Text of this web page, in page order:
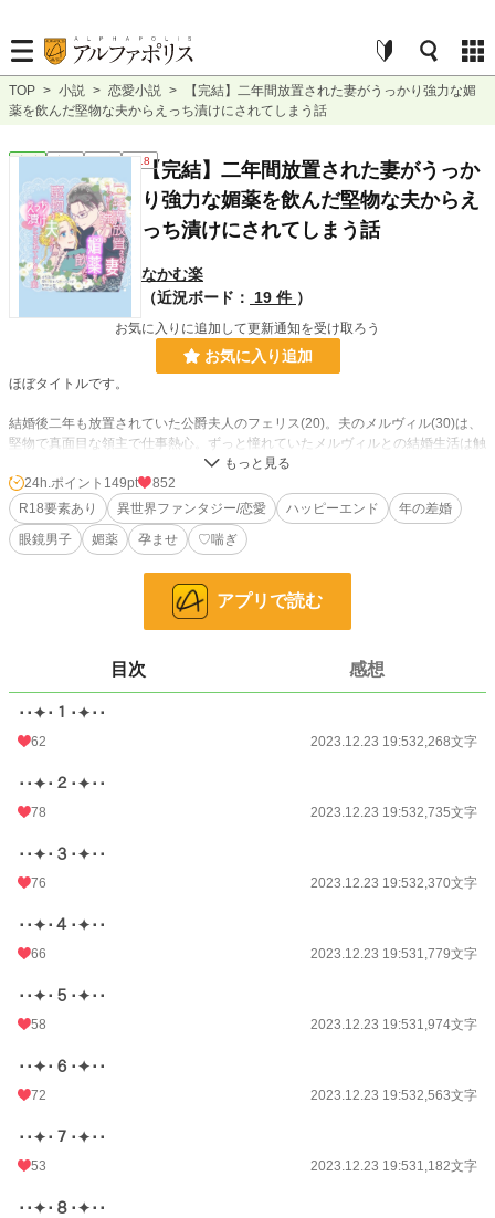
TOP > 小説 > 恋愛小説 >
【完結】二年間放置された妻がうっかり強力な媚
薬を飲んだ堅物な夫からえっち漬けにされてしまう話
恋愛 完結 短編 R18【完結】二年間放置された妻がうっか
り強力な媚薬を飲んだ堅物な夫からえ
っち漬けにされてしまう話
なかむ楽
（近況ボード：
19 件 ）
お気に入りに追加して更新通知を受け取ろう
お気に入り追加
ほぼタイトルです。
結婚後二年も放置されていた公爵夫人のフェリス(20)。夫のメルヴィル(30)は、
堅物で真面目な領主で仕事熱心。ずっと憧れていたメルヴィルとの結婚生活は触
れ合いゼロ。夫婦別室で家庭内別居状態に。
ある日フェリスは養老院を訪問し、お婆さんから媚薬をもらう。
「十日間は欲望がすべて放たれるまでビンビンの媚薬だよ」
その小瓶(媚薬)の中身ををミニボトルウイスキーだと思ったメルヴィルが飲んで
それをきっかけに、堅物の夫は人が変わったように甘い言葉を囁き、フェリスと
「美しく成熟しようとするきみを摘み取るのを楽しみにしていた」
れたら再び放置されてしまうのだろうか？
◆堅物眼鏡年上の夫が理性ぶっ壊れで→うぶで清楚系の年下妻にえっちを教えこ
みながら孕ませっくすするのが書きたかった作者の欲。
◇フェリス(20)：14歳になった時に婚約者になった憧れのお兄さま・メルヴィル
夫のえっちな命令に従順になってしまう。
◇メルヴィル(30)：カーク領公爵。24歳の時に14歳のフェリスの婚約者にな
男。媚薬で理性崩壊系絶倫になってしまう。
※誤字報告ありがとうございます。誤字などは適宜修正します。
アルファポリスで読みやすいように各話にしていますが、長かったり短かったり
恋愛
お気に入り 662
24h.ポイント 149pt
852
R18要素あり
異世界ファンタジー/恋愛 ハッピーエンド
年の差婚
眼鏡男子
媚薬 孕ませ ♡喘ぎ
アプリで読む
目次 感想
･･✦･１･✦･･
62 2023.12.23 19:532,268文字
･･✦･２･✦･･
78 2023.12.23 19:532,735文字
･･✦･３･✦･･
76 2023.12.23 19:532,370文字
･･✦･４･✦･･
66 2023.12.23 19:531,779文字
･･✦･５･✦･･
58 2023.12.23 19:531,974文字
･･✦･６･✦･･
72 2023.12.23 19:532,563文字
･･✦･７･✦･･
53 2023.12.23 19:531,182文字
･･✦･８･✦･･